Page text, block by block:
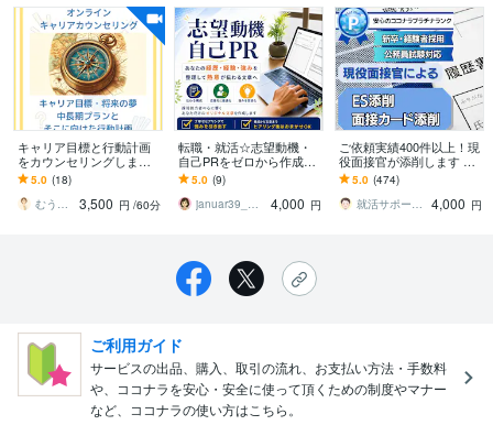
キャリア目標と行動計画
をカウンセリングします
５～１０年後のキャリア
目標と行動を立てたい方
へ
5.0 (18)
むうさん・国家資格キャリアコンサルタント
3,500 円 /60分
転職・就活☆志望動機・
自己PRをゼロから作成し
ます 経験・強み・エピソ
ードをもとに、あなたら
しさを伝える文章作成
5.0 (9)
januar39_就職・転職サポート
4,000 円
ご依頼実績400件以上！現
役面接官が添削します 内
定獲得に繋げるためのE
S、面接カード添削しま
す！！！
5.0 (474)
就活サポーターTAKU
4,000 円
ご利用ガイド
サービスの出品、購入、取引の流れ、お支払い方法・手数料
や、ココナラを安心・安全に使って頂くための制度やマナー
など、ココナラの使い方はこちら。